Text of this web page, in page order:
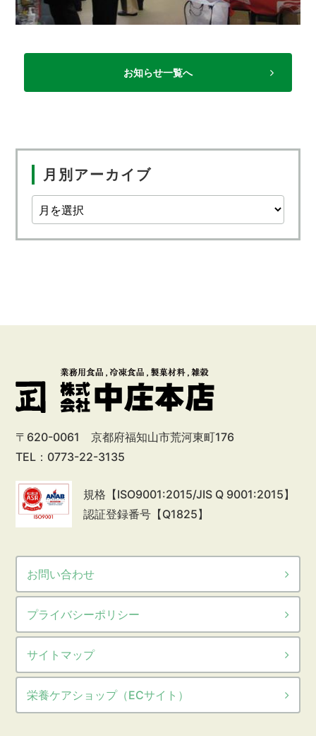
お知らせ一覧へ
月別アーカイブ
〒620-0061 京都府福知山市荒河東町176
TEL：0773-22-3135
規格【ISO9001:2015/JIS Q 9001:2015】
認証登録番号【Q1825】
お問い合わせ
プライバシーポリシー
サイトマップ
栄養ケアショップ（ECサイト）